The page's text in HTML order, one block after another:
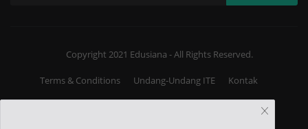
Copyright 2021 Edusiana - All Rights Reserved.
Terms & Conditions Undang-Undang ITE Kontak